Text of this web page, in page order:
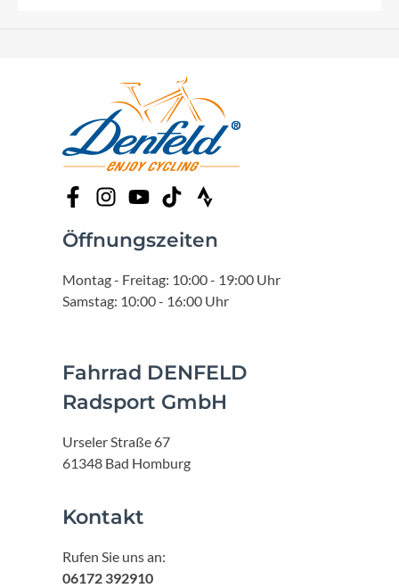
Öffnungszeiten
Montag - Freitag: 10:00 - 19:00 Uhr
Samstag: 10:00 - 16:00 Uhr
Fahrrad DENFELD
Radsport GmbH
Urseler Straße 67
61348 Bad Homburg
Kontakt
Rufen Sie uns an:
06172 392910